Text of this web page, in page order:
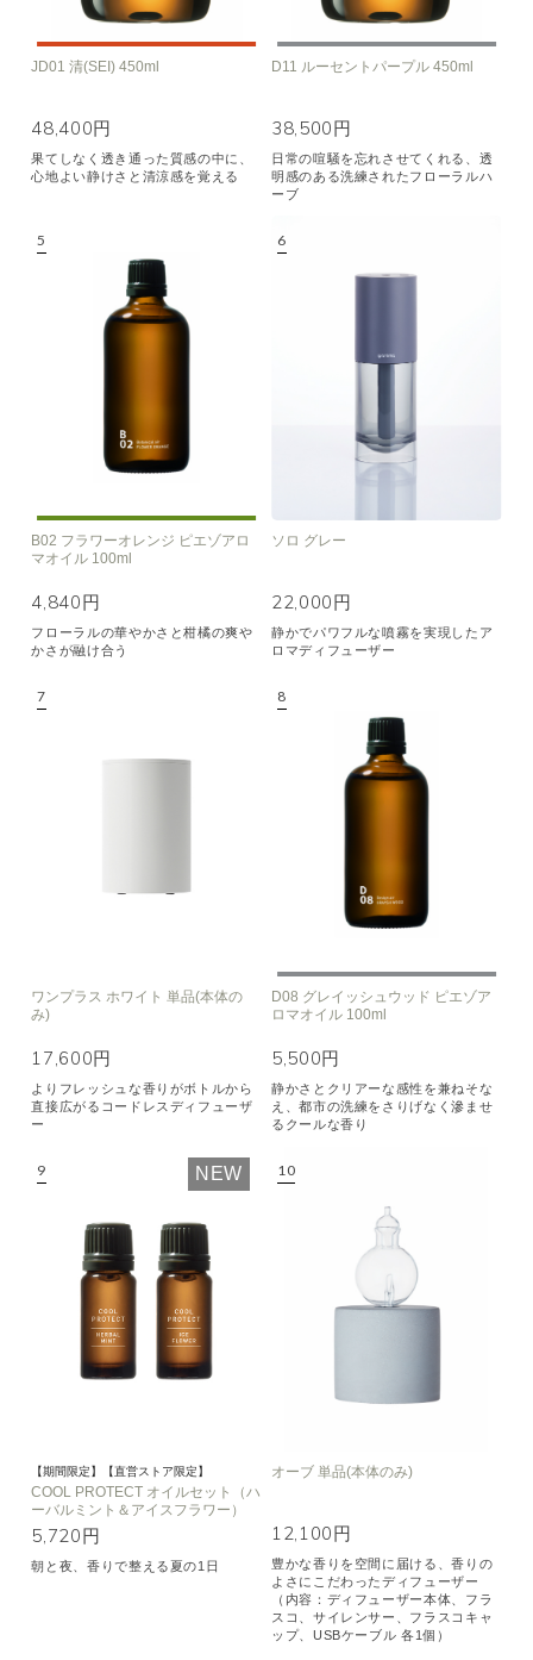
JD01 清(SEI) 450ml
48,400円
果てしなく透き通った質感の中に、
心地よい静けさと清涼感を覚える
D11 ルーセントパープル 450ml
38,500円
日常の喧騒を忘れさせてくれる、透
明感のある洗練されたフローラルハ
ーブ
B02 フラワーオレンジ ピエゾアロ
マオイル 100ml
4,840円
フローラルの華やかさと柑橘の爽や
かさが融け合う
ソロ グレー
22,000円
静かでパワフルな噴霧を実現したア
ロマディフューザー
ワンプラス ホワイト 単品(本体の
み)
17,600円
よりフレッシュな香りがボトルから
直接広がるコードレスディフューザ
ー
D08 グレイッシュウッド ピエゾア
ロマオイル 100ml
5,500円
静かさとクリアーな感性を兼ねそな
え、都市の洗練をさりげなく滲ませ
るクールな香り
NEW
【期間限定】【直営ストア限定】
COOL PROTECT オイルセット（ハ
ーバルミント＆アイスフラワー）
5,720円
朝と夜、香りで整える夏の1日
オーブ 単品(本体のみ)
12,100円
豊かな香りを空間に届ける、香りの
よさにこだわったディフューザー
（内容：ディフューザー本体、フラ
スコ、サイレンサー、フラスコキャ
ップ、USBケーブル 各1個）